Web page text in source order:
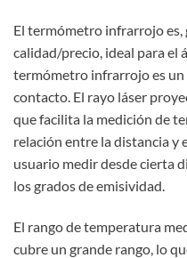
El termómetro infrarrojo es,
calidad/precio, ideal para el
termómetro infrarrojo es
contacto. El rayo láser
que facilita la medición de
relación entre la distancia y
usuario medir desde cierta
los grados de emisividad.
El rango de temperatura
cubre un grande rango, lo